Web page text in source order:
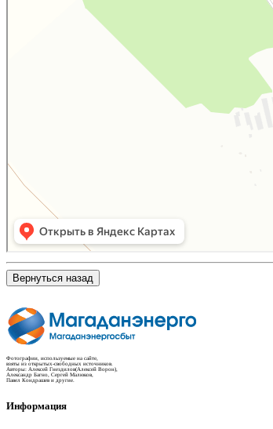
Вернуться назад
Фотографии, используемые на сайте,
взяты из открытых-свободных источников.
Авторы: Алексей Гнездилов(Алексей Ворон),
Александр Багно, Сергей Малюков,
Павел Кондрашев и другие.
Информация